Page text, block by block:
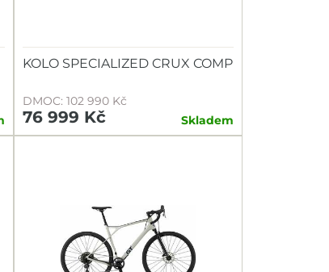
KOLO SPECIALIZED CRUX COMP
DMOC: 102 990 Kč
76 999 Kč Skladem